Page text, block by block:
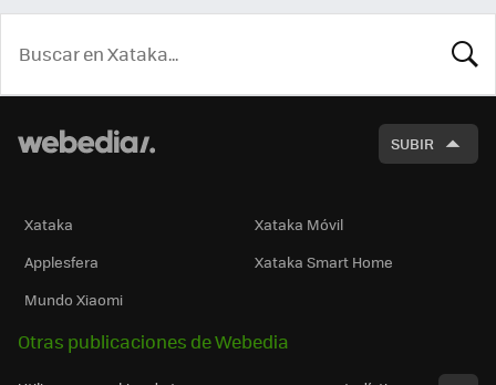
SUBIR
Xataka
Xataka Móvil
Applesfera
Xataka Smart Home
Mundo Xiaomi
Otras publicaciones de Webedia